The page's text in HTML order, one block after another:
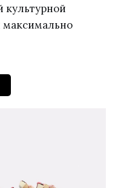
культурной
максимально